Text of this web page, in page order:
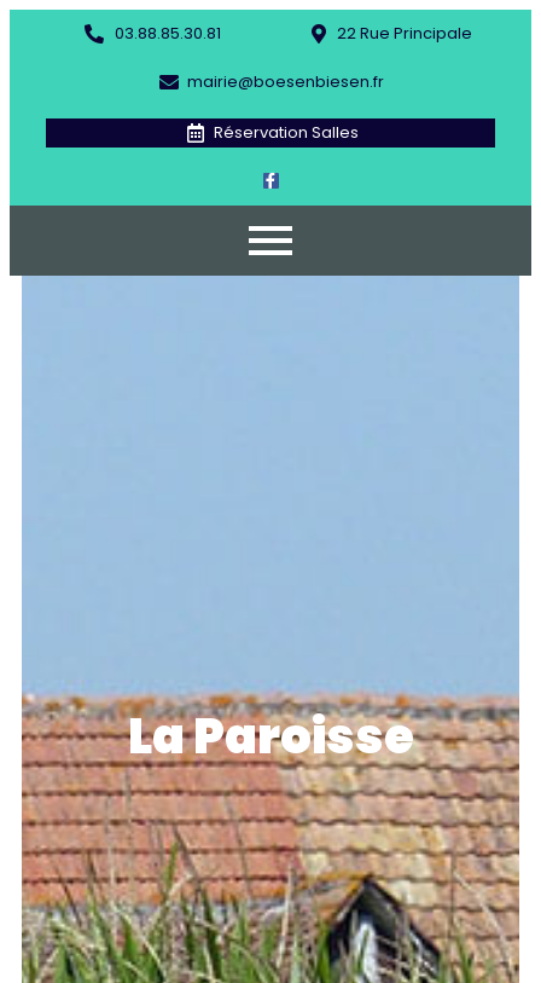
03.88.85.30.81 22 Rue Principale
mairie@boesenbiesen.fr
Réservation Salles
La Paroisse